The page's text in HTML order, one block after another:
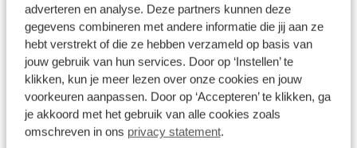
adverteren en analyse. Deze partners kunnen deze
gegevens combineren met andere informatie die jij aan ze
hebt verstrekt of die ze hebben verzameld op basis van
jouw gebruik van hun services. Door op ‘Instellen’ te
klikken, kun je meer lezen over onze cookies en jouw
voorkeuren aanpassen. Door op ‘Accepteren’ te klikken, ga
je akkoord met het gebruik van alle cookies zoals
omschreven in ons privacy statement.
Onderhoud
De auto toe aan onderhoud? Ga naar uw
dichtstbijzijnde (Broekhuis) merkdealer voor